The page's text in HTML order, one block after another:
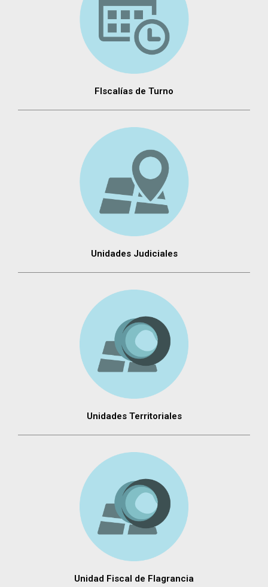
FIscalías de Turno
Unidades Judiciales
Unidades Territoriales
Unidad Fiscal de Flagrancia